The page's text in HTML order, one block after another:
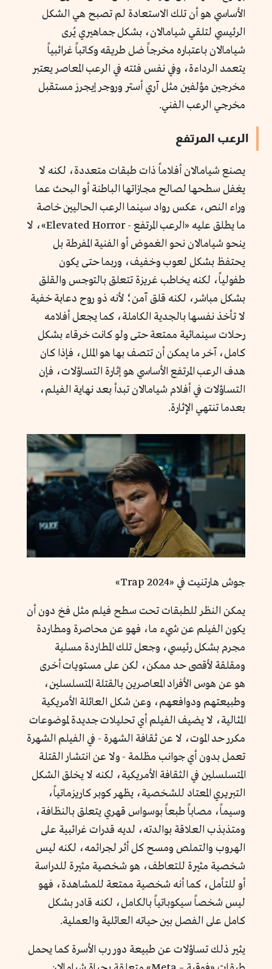
الأساسي هو أن تلك الاستعادة لم تصبح هي الشكل
الرئيسي لتلقي شيامالان، بشكل جماهيري يُرى
شيامالان باعتباره مخرجاً ضل طريقه وكاتباً غرائبياً
يتعمد الرداءة، وفي نفس فئته في الرعب المعاصر يعتبر
مخرجين مؤلفين مثل آري أستر وروجر إيجرز مستقبل
مخرجي الرعب الفني.
الرعب المرتفع
يصنع شيامالان أفلاماً ذات طبقات متعددة، لكنه لا
يغفل سطحها لصالح مجازاتها الباطنة أو البحث عما
وراء النص، عكس رواد سينما الرعب الحاليين خاصة
ما يطلق عليه «الرعب المرتفع - Elevated Horror»، لا
ينحو شيامالان نحو الغموض أو الفنية المفرطة بل
يحتفظ بشكل لعوب وخفيف، وربما حتى يكون
طفولياً، لكنه يخاطب غريزة تتعلق بالتوجس والقلق
بشكل مباشر، لكنه قلق آمن؛ لأنه ذو روح دعابة خفية
لا تأخذ نفسها بالجدية الكاملة، كما يجعل أفلامه
رحلات سينمائية ممتعة حتى ولو كانت خرقاء بشكل
كامل، آخر ما يمكن أن تتصف بها هو الملل، فإذا كان
هدف الرعب المرتفع الأساسي هو إثارة التساؤلات، فإن
التساؤلات في أفلام شيامالان تبدأ بعد نهاية الفيلم،
بعدما تنتهي الإثارة.
جوش هارتنيت في «Trap 2024»
يمكن النظر للطبقات تحت سطح فيلم مثل فخ دون أن
يكون الفيلم عن شيء ما، فهو عن محاصرة ومطاردة
مجرم بشكل رئيسي، وجعل تلك المطاردة مسلية
ومقلقة لأقصى حد ممكن، لكن على مستويات أخرى
هو عن هوس الأفراد المعاصرين بالقتلة المتسلسلين،
وطبيعتهم ودوافعهم، وعن شكل العائلة الأمريكية
المثالية، لا يضيف الفيلم أي تحليلات جديدة لموضوعات
مكرر حد الموت، لا عن ثقافة الشهرة - في الفيلم الشهرة
تعمل بدون أي جوانب مظلمة - ولا عن انتشار القتلة
المتسلسلين في الثقافة الأمريكية، لكنه لا يخلق الشكل
التبريري المعتاد للشخصية، يظهر كوبر كاريزماتياً،
وسيماً، مصاباً طبعاً بوسواس قهري يتعلق بالنظافة،
ومتذبذب العلاقة بوالدته، لديه قدرات غرائبية على
الهروب والتملص ومسح كل أثر لجرائمه، لكنه ليس
شخصية مثيرة للتعاطف، هو شخصية مثيرة للدراسة
أو للتأمل، كما أنه شخصية ممتعة للمشاهدة، فهو
ليس شخصاً سيكوباتياً بالكامل، لكنه قادر بشكل
كامل على الفصل بين حياته العائلية والعملية.
يثير ذلك تساؤلات عن طبيعة دور رب الأسرة كما يحمل